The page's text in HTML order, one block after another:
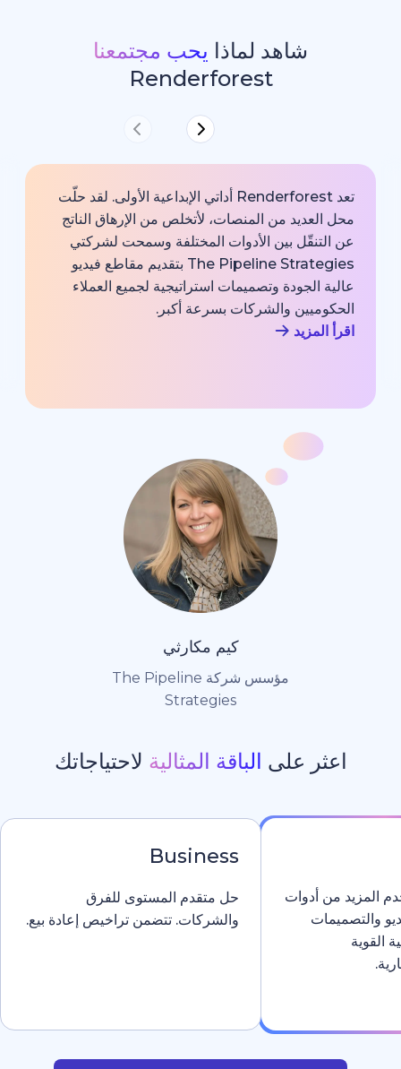
شاهد لماذايحب مجتمعنا
Renderforest
تعد Renderforest أداتي الإبداعية الأولى. لقد حلّت
من المنصات، لأتخلص من الإرهاق الناتج
بين الأدوات المختلفة وسمحت لشركتي
The Pipeline Strategies بتقديم مقاطع فيديو
وتصميمات استراتيجية لجميع العملاء
والشركات بسرعة أكبر.
مؤسس شركة The Pipeline
الباقة المثاليةلاحتياجاتك
Business
حل متقدم المستوى للفرق
والشركات. تتضمن تراخيص إعادة بيع.